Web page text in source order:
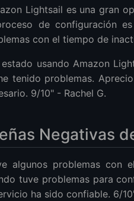
Lightsail es una gran
de configuración
con el tiempo de
estado usando Amazon
tenido problemas.
9/10" - Rachel G.
Negativas
algunos problemas con
tuve problemas para
ha sido confiable. 6/